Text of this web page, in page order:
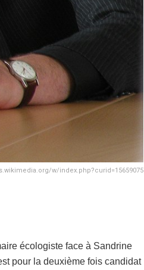
w/index.php?curid=15659075
écologiste face à Sandrine
pour la deuxième fois candidat